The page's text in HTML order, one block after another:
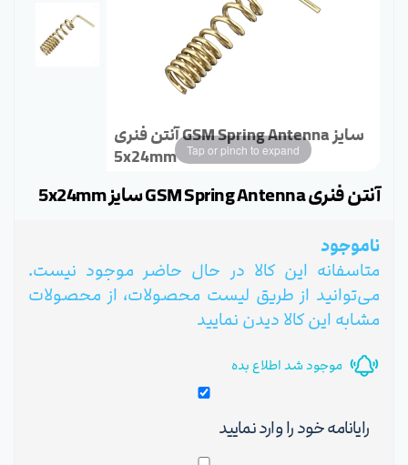
آنتن فنری GSM Spring Antenna سایز
5x24mm
Tap or pinch to expand
آنتن فنری GSM Spring Antenna سایز 5x24mm
ناموجود
متاسفانه این کالا در حال حاضر موجود نیست.
می‌توانید از طریق لیست محصولات، از محصولات
مشابه این کالا دیدن نمایید
موجود شد اطلاع بده